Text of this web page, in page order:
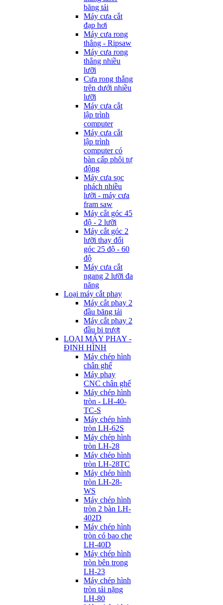
băng tải
Máy cưa cắt
đạp hơi
Máy cưa rong
thẳng - Ripsaw
Máy cưa rong
thẳng nhiều
lưỡi
Cưa rong thẳng
trên dưới nhiều
lưỡi
Máy cưa cắt
lập trình
computer
Máy cưa cắt
lập trình
computer có
bàn cấp phôi tự
động
Máy cưa sọc
phách nhiều
lưỡi - máy cưa
fram saw
Máy cắt góc 45
độ - 2 lưỡi
Máy cắt góc 2
lưỡi thay đổi
góc 25 độ - 60
độ
Máy cưa cắt
ngang 2 lưỡi đa
năng
Loại máy cắt phay
Máy cắt phay 2
đầu băng tải
Máy cắt phay 2
đầu bi trượt
LOẠI MÁY PHAY -
ĐỊNH HÌNH
Máy chép hình
chân ghế
Máy phay
CNC chân ghế
Máy chép hình
tròn - LH-40-
TC-S
Máy chép hình
tròn LH-62S
Máy chép hình
tròn LH-28
Máy chép hình
tròn LH-28TC
Máy chép hình
tròn LH-28-
WS
Máy chép hình
tròn 2 bàn LH-
402D
Máy chép hình
tròn có bao che
LH-40D
Máy chép hình
tròn bên trong
LH-23
Máy chép hình
tròn tải nặng
LH-80